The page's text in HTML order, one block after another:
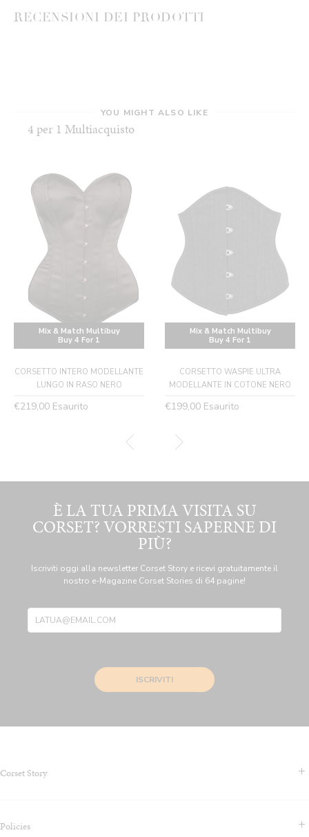
RECENSIONI DEI PRODOTTI
YOU MIGHT ALSO LIKE
4 per 1 Multiacquisto
Mix & Match Multibuy
Buy 4 For 1
CORSETTO INTERO MODELLANTE
LUNGO IN RASO NERO
Prezzo
€219,00 Esaurito
Mix & Match Multibuy
Buy 4 For 1
CORSETTO WASPIE ULTRA
MODELLANTE IN COTONE NERO
Prezzo
€199,00 Esaurito
È LA TUA PRIMA VISITA SU
CORSET? VORRESTI SAPERNE DI
PIÙ?
Iscriviti oggi alla newsletter Corset Story e ricevi gratuitamente il
nostro e-Magazine Corset Stories di 64 pagine!
ISCRIVITI
Corset Story
Riguardo a Noi
Policies